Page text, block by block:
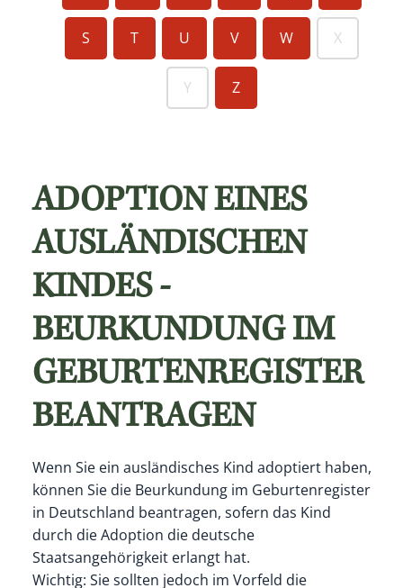
S T U V W X
Y Z
ADOPTION EINES
AUSLÄNDISCHEN
KINDES -
BEURKUNDUNG IM
GEBURTENREGISTER
BEANTRAGEN
Wenn Sie ein ausländisches Kind adoptiert haben,
können Sie die Beurkundung im Geburtenregister
in Deutschland beantragen, sofern das Kind
durch die Adoption die deutsche
Staatsangehörigkeit erlangt hat.
Wichtig: Sie sollten jedoch im Vorfeld die